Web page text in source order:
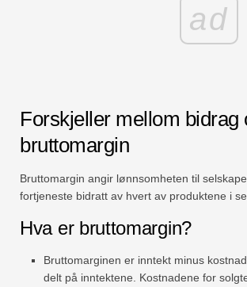
ad
Forskjeller mellom bidrag
bruttomargin
Bruttomargin angir lønnsomheten til
fortjeneste bidratt av hvert av produktene i
Hva er bruttomargin?
Bruttomarginen er inntekt minus
delt på inntektene. Kostnadene for